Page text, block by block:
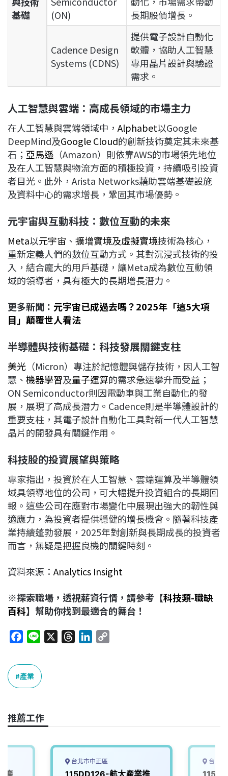
基礎
(ON)
長期股價增長。
Cadence Design
Systems (CDNS)
提供電子設計自動化
軟體，協助人工智慧
專用晶片設計與驗證
需求。
人工智慧與雲端：高成長領域的市場主力
在人工智慧與雲端領域中， Alphabet以Google
DeepMind及Google Cloud的創新技術奠定其未來基
石； 亞馬遜 （Amazon）則依靠AWS的市場領先地位
及在人工智慧與物流方面的積極投資，持續吸引投資
者目光。此外，Arista Networks藉助雲端基礎設施
及資料中心的需求增長，鞏固其市場優勢。
元宇宙與互動科技：數位互動的未來
Meta以元宇宙 、 擴增實境及虛擬實境技術為核心，
重新定義人們的數位互動方式。其對沉浸式技術的投
入，結合龐大的用戶基礎，讓Meta成為數位互動領
域的領導者，具有極大的長期增長潛力。
更多新聞： 元宇宙已成過去嗎？2025年「這5大項
目」顛覆世人看法
半導體與技術基礎：科技發展關鍵支柱
美光 （Micron）專注於記憶體與儲存技術，因人工智
慧、 機器學習及量子運算的需求急速攀升而受益；
ON Semiconductor則因電動車與工業自動化的發
展，展現了高成長潛力。Cadence則是半導體設計的
重要支柱，其電子設計自動化工具對新一代人工智慧
晶片的開發具有關鍵作用。
科技股的投資展望與策略
專家指出，投資於在人工智慧、雲端運算及半導體領
域具領導地位的公司，可大幅提升投資組合的長期回
報。這些公司在應對市場變化中展現出強大的韌性與
適應力，為投資者提供穩健的增長機會。隨著科技產
業持續蓬勃發展，2025年對創新與長期成長的投資者
而言，無疑是把握良機的關鍵時刻。
資料來源： Analytics Insight
※探索職場，透視薪資行情，請參考【科技類-職缺
百科】幫助你找到最適合的舞台！
c
e
b
o
k
e
n
k
產業
推薦工作
台北市中正區 台北